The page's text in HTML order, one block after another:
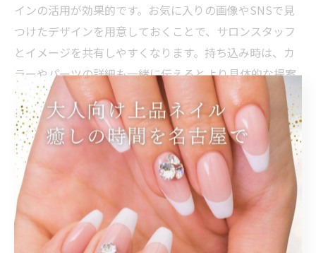
インの活用が効果的です。お気に入りの画像やSNSで見
つけたデザインを用意しておくことで、サロンスタッフ
とイメージを共有しやすくなります。持ち込み時は、カ
ラーやパーツの詳細も一緒に伝えるとより具体的な提案
が受けられます。
注意点として、サロンによっては持ち込みデザインに対
応していない場合や、追加料金が発生することもあるた
め、事前に確認しておくことが大切です。特に細かいア
ートや特殊パーツを使いたい場合は、予約時に相談して
おくとスムーズです。
実際に城西町エリアのネイルサロンでも、持ち込みデザ